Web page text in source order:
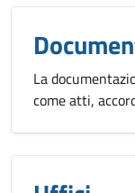
La
come atti,